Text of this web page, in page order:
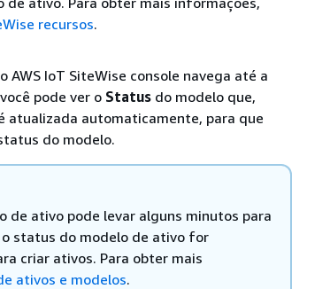
recursos.
AWS IoT SiteWise console navega até a
pode ver o Status do modelo que,
atualizada automaticamente, para que
do modelo.
de ativo pode levar alguns minutos para
o status do modelo de ativo for
criar ativos. Para obter mais
ativos e modelos.